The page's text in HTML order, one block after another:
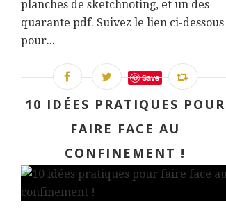
planches de sketchnoting, et un des
quarante pdf. Suivez le lien ci-dessous
pour...
Save
10 IDÉES PRATIQUES POUR
FAIRE FACE AU
CONFINEMENT !